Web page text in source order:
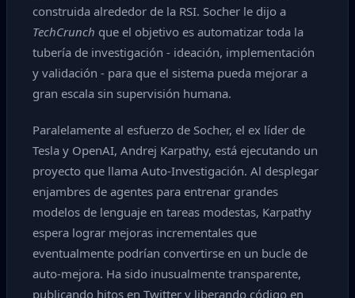
construida alrededor de la RSI. Socher le dijo a
TechCrunch que el objetivo es automatizar toda la
tubería de investigación - ideación, implementación
y validación - para que el sistema pueda mejorar a
gran escala sin supervisión humana.
Paralelamente al esfuerzo de Socher, el ex líder de
Tesla y OpenAI, Andrej Karpathy, está ejecutando un
proyecto que llama Auto-Investigación. Al desplegar
enjambres de agentes para entrenar grandes
modelos de lenguaje en tareas modestas, Karpathy
espera lograr mejoras incrementales que
eventualmente podrían convertirse en un bucle de
auto-mejora. Ha sido inusualmente transparente,
publicando hitos en Twitter y liberando código en